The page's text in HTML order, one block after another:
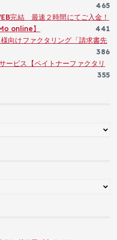
465
完結 最速２時間にてご入金！
online】
441
向けファクタリング「請求書先
386
ービス【ペイトナーファクタリ
355